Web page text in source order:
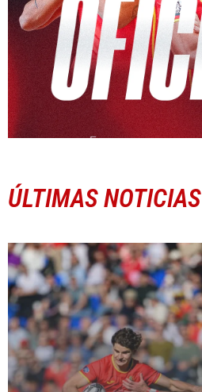
ÚLTIMAS NOTICIAS